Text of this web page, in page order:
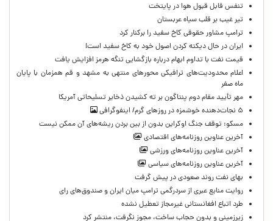
تنفس قابل قبول هوا در پایتخت
تیر غیب بر قلب سیاه عربستان
ترامپ مشاور حقوقی کاخ سفید را برکنار کرد
ایران در حال دیکته کردن اصول خود به کاخ سفید است!
قیمت نفت با تداوم ابهام درباره بازگشایی تنگه هرمز افزایش یافت
اعلام محدودیت‌های ترافیکی محورهای منتهی به مشهد و قم همزمان با پایان
ماه صفر
مهر تأیید مقام دوم پنتاگون بر ته کشیدن ذخایر تسلیحاتی آمریکا
۵ نجات‌دهنده خوشمزه در روزهای گرم/ اینفوگرافی
مسکو: توقف جنگ اوکراین بدون از بین بردن ریشه‌های آن ممکن نیست
آخرین عناوین روزنامه‌های اقتصادی
آخرین عناوین روزنامه‌های ورزشی
آخرین عناوین روزنامه‌های سیاسی
بهای نفت روند صعودی در پیش گرفت
روایت منابع عبری از سردرگمی ترامپ میان ایران و صندوق‌های رای
طرد اتباع افغانستانی غیرمجاز تعطیل نشده
زیرزمینی و بدون حجاب ساخت، مجوز نگرفت، منتشر کرد